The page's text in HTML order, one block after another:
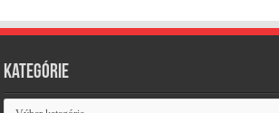
Kategórie
Kategórie